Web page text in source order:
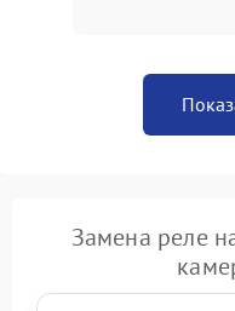
Замена реле